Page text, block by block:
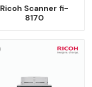
Ricoh Scanner fi-
8170